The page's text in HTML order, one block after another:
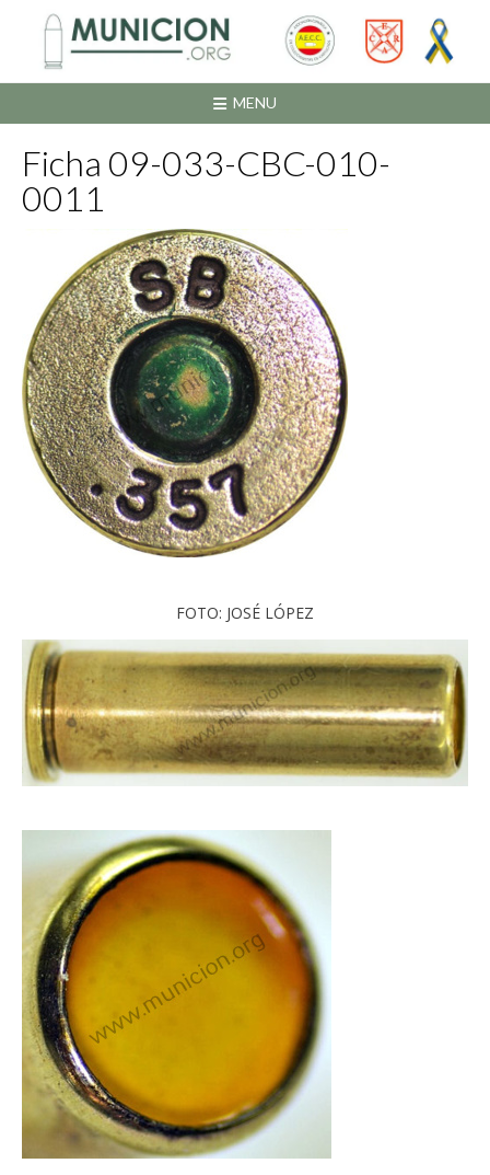
contenido
MENU
Ficha 09-033-CBC-010-
0011
FOTO: JOSÉ LÓPEZ